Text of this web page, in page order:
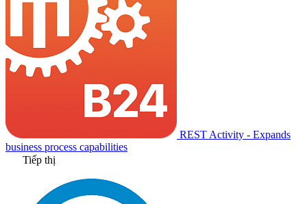
REST Activity - Expands
business process capabilities
Tiếp thị